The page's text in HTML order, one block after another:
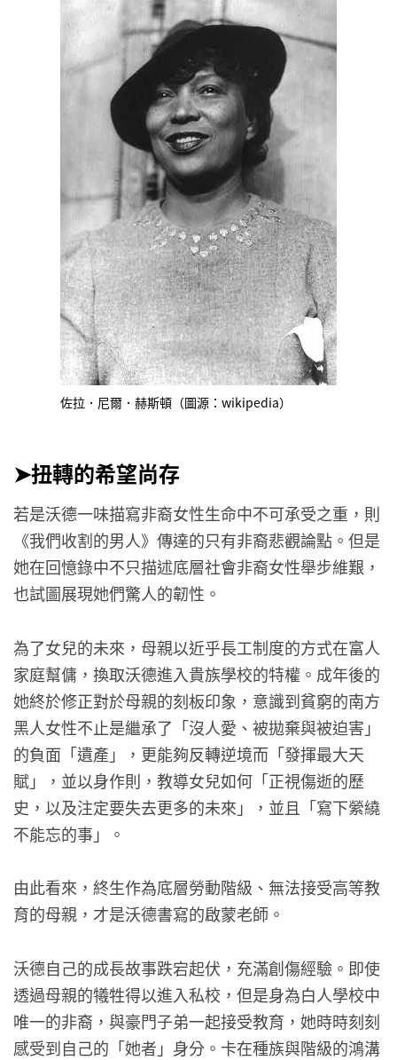
佐拉．尼爾．赫斯頓（圖源：wikipedia）
➤扭轉的希望尚存
若是沃德一味描寫非裔女性生命中不可承受之重，則
《我們收割的男人》傳達的只有非裔悲觀論點。但是
她在回憶錄中不只描述底層社會非裔女性舉步維艱，
也試圖展現她們驚人的韌性。
為了女兒的未來，母親以近乎長工制度的方式在富人
家庭幫傭，換取沃德進入貴族學校的特權。成年後的
她終於修正對於母親的刻板印象，意識到貧窮的南方
黑人女性不止是繼承了「沒人愛、被拋棄與被迫害」
的負面「遺產」，更能夠反轉逆境而「發揮最大天
賦」，並以身作則，教導女兒如何「正視傷逝的歷
史，以及注定要失去更多的未來」，並且「寫下縈繞
不能忘的事」。
由此看來，終生作為底層勞動階級、無法接受高等教
育的母親，才是沃德書寫的啟蒙老師。
沃德自己的成長故事跌宕起伏，充滿創傷經驗。即使
透過母親的犧牲得以進入私校，但是身為白人學校中
唯一的非裔，與豪門子弟一起接受教育，她時時刻刻
感受到自己的「她者」身分。卡在種族與階級的鴻溝